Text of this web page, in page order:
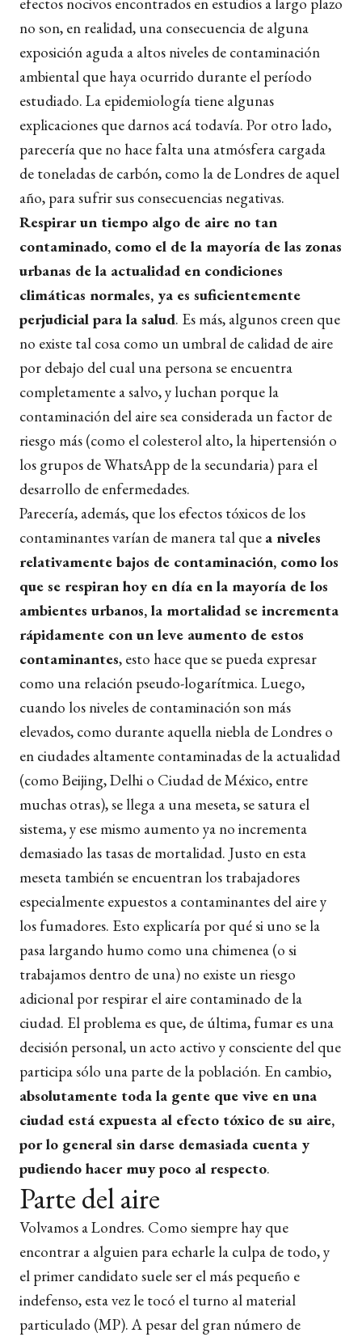
no son, en realidad, una consecuencia de alguna
exposición aguda a altos niveles de contaminación
ambiental que haya ocurrido durante el período
estudiado. La epidemiología tiene algunas
explicaciones que darnos acá todavía. Por otro lado,
parecería que no hace falta una atmósfera cargada
de toneladas de carbón, como la de Londres de aquel
año, para sufrir sus consecuencias negativas.
Respirar un tiempo algo de aire no tan
contaminado, como el de la mayoría de las zonas
urbanas de la actualidad en condiciones
climáticas normales, ya es suficientemente
perjudicial para la salud. Es más, algunos creen que
no existe tal cosa como un umbral de calidad de aire
por debajo del cual una persona se encuentra
completamente a salvo, y luchan porque la
contaminación del aire sea considerada un factor de
riesgo más (como el colesterol alto, la hipertensión o
los grupos de WhatsApp de la secundaria) para el
desarrollo de enfermedades.
Parecería, además, que los efectos tóxicos de los
contaminantes varían de manera tal que a niveles
relativamente bajos de contaminación, como los
que se respiran hoy en día en la mayoría de los
ambientes urbanos, la mortalidad se incrementa
rápidamente con un leve aumento de estos
contaminantes, esto hace que se pueda expresar
como una relación pseudo-logarítmica. Luego,
cuando los niveles de contaminación son más
elevados, como durante aquella niebla de Londres o
en ciudades altamente contaminadas de la actualidad
(como Beijing, Delhi o Ciudad de México, entre
muchas otras), se llega a una meseta, se satura el
sistema, y ese mismo aumento ya no incrementa
demasiado las tasas de mortalidad. Justo en esta
meseta también se encuentran los trabajadores
especialmente expuestos a contaminantes del aire y
los fumadores. Esto explicaría por qué si uno se la
pasa largando humo como una chimenea (o si
trabajamos dentro de una) no existe un riesgo
adicional por respirar el aire contaminado de la
ciudad. El problema es que, de última, fumar es una
decisión personal, un acto activo y consciente del que
participa sólo una parte de la población. En cambio,
absolutamente toda la gente que vive en una
ciudad está expuesta al efecto tóxico de su aire,
por lo general sin darse demasiada cuenta y
pudiendo hacer muy poco al respecto.
Parte del aire
Volvamos a Londres. Como siempre hay que
encontrar a alguien para echarle la culpa de todo, y
el primer candidato suele ser el más pequeño e
indefenso, esta vez le tocó el turno al material
particulado (MP). A pesar del gran número de